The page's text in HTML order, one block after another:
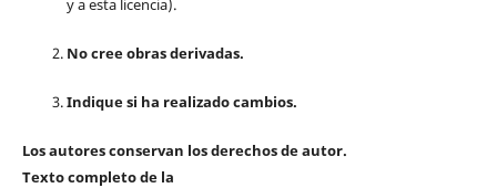
y a esta licencia).
No cree obras derivadas.
Indique si ha realizado cambios.
Los autores conservan los derechos de autor.
Texto completo de la